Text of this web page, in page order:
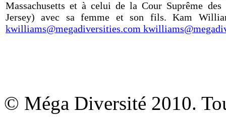
Massachusetts et à celui de la Cour Suprême
Jersey) avec sa femme et son fils. Kam
kwilliams@megadiversities.com
© Méga Diversité 2010.